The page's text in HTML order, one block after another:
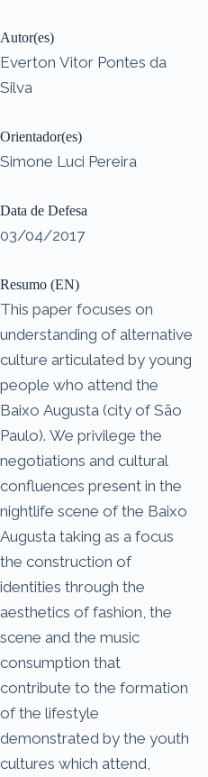
Autor(es)
Everton Vitor Pontes da
Silva
Orientador(es)
Simone Luci Pereira
Data de Defesa
03/04/2017
Resumo (EN)
This paper focuses on
understanding of alternative
culture articulated by young
people who attend the
Baixo Augusta (city of São
Paulo). We privilege the
negotiations and cultural
confluences present in the
nightlife scene of the Baixo
Augusta taking as a focus
the construction of
identities through the
aesthetics of fashion, the
scene and the music
consumption that
contribute to the formation
of the lifestyle
demonstrated by the youth
cultures which attend,